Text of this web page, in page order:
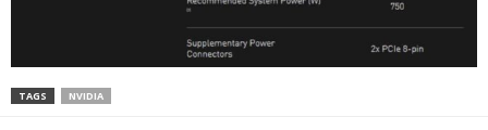
TAGS NVIDIA